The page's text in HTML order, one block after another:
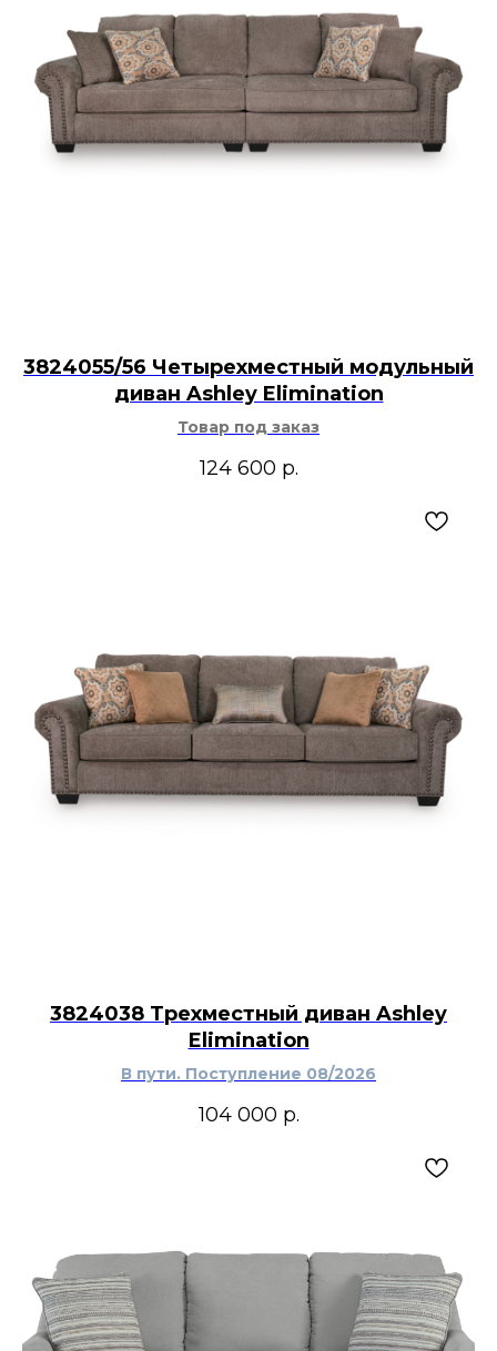
3824055/56 Четырехместный модульный
диван Ashley Elimination
Товар под заказ
124 600 р.
3824038 Трехместный диван Ashley
Elimination
В пути. Поступление 08/2026
104 000 р.